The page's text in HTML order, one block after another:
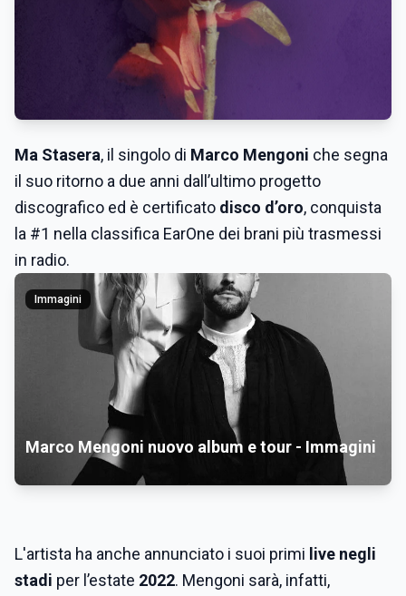
Ma Stasera, il singolo di Marco Mengoni che segna
il suo ritorno a due anni dall’ultimo progetto
discografico ed è certificato disco d’oro, conquista
la #1 nella classifica EarOne dei brani più trasmessi
in radio.
Immagini
Marco Mengoni nuovo album e tour - Immagini
L'artista ha anche annunciato i suoi primi live negli
stadi per l’estate 2022. Mengoni sarà, infatti,